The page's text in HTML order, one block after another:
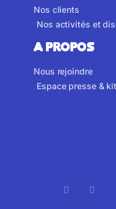
Nos clients
Nos activités et
A propos
Nous rejoindre
Espace presse &